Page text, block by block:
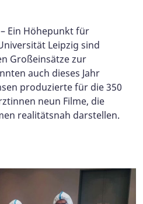
Ein Höhepunkt für
Leipzig sind
Großeinsätze zur
auch dieses Jahr
produzierte für die 350
neun Filme, die
realitätsnah darstellen.